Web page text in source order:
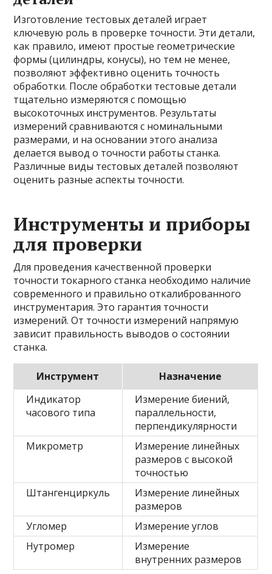
Изготовление тестовых деталей играет
ключевую роль в проверке точности. Эти детали,
как правило, имеют простые геометрические
формы (цилиндры, конусы), но тем не менее,
позволяют эффективно оценить точность
обработки. После обработки тестовые детали
тщательно измеряются с помощью
высокоточных инструментов. Результаты
измерений сравниваются с номинальными
размерами, и на основании этого анализа
делается вывод о точности работы станка.
Различные виды тестовых деталей позволяют
оценить разные аспекты точности.
Инструменты и приборы
для проверки
Для проведения качественной проверки
точности токарного станка необходимо наличие
современного и правильно откалиброванного
инструментария. Это гарантия точности
измерений. От точности измерений напрямую
зависит правильность выводов о состоянии
станка.
Инструмент
Назначение
Индикатор
часового типа
Измерение биений,
параллельности,
перпендикулярности
Микрометр
Измерение линейных
размеров с высокой
точностью
Штангенциркуль
Измерение линейных
размеров
Угломер
Измерение углов
Нутромер
Измерение
внутренних размеров